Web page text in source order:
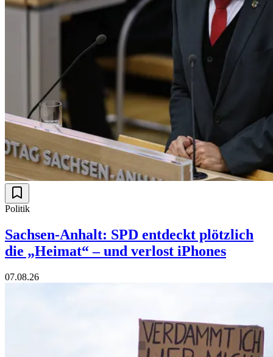
Politik
Sachsen-Anhalt: SPD entdeckt plötzlich
die „Heimat“ – und verlost iPhones
07.08.26